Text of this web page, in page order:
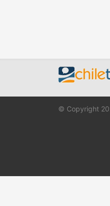
© Copyright